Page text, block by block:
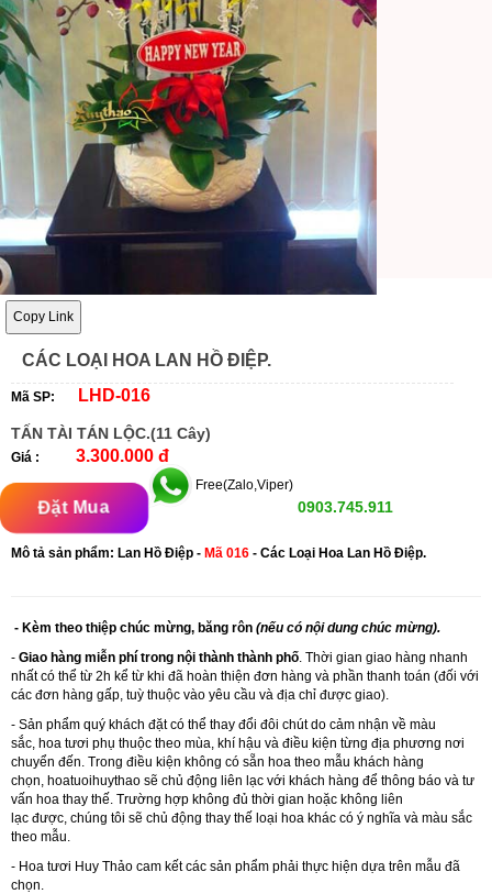
Copy Link
CÁC LOẠI HOA LAN HỒ ĐIỆP.
Mã SP: LHD-016
TẤN TÀI TÁN LỘC.(11 Cây)
Giá : 3.300.000 đ
Đặt Mua
Free(Zalo,Viper)
0903.745.911
Mô tả sản phẩm: Lan Hồ Điệp - Mã 016 - Các Loại Hoa Lan Hồ Điệp.
- Kèm theo thiệp chúc mừng, băng rôn (nếu có nội dung chúc mừng).
- Giao hàng miễn phí trong nội thành thành phố. Thời gian giao hàng nhanh
nhất có thể từ 2h kể từ khi đã hoàn thiện đơn hàng và phần thanh toán (đối với
các đơn hàng gấp, tuỳ thuộc vào yêu cầu và địa chỉ được giao).
- Sản phẩm quý khách đặt có thể thay đổi đôi chút do cảm nhận về màu
sắc, hoa tươi phụ thuộc theo mùa, khí hậu và điều kiện từng địa phương nơi
chuyển đến. Trong điều kiện không có sẵn hoa theo mẫu khách hàng
chọn, hoatuoihuythao sẽ chủ động liên lạc với khách hàng để thông báo và tư
vấn hoa thay thế. Trường hợp không đủ thời gian hoặc không liên
lạc được, chúng tôi sẽ chủ động thay thế loại hoa khác có ý nghĩa và màu sắc
theo mẫu.
- Hoa tươi Huy Thảo cam kết các sản phẩm phải thực hiện dựa trên mẫu đã
chọn.